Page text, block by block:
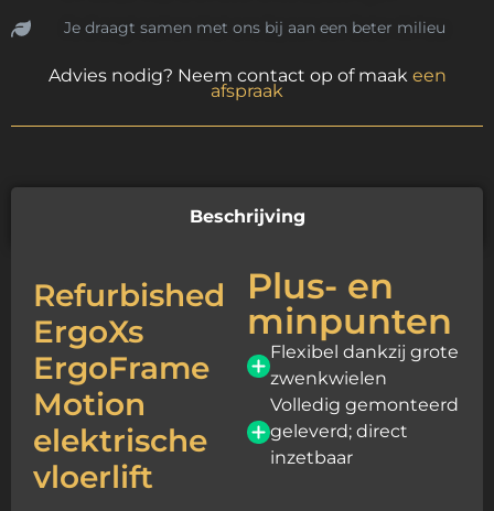
Je draagt samen met ons bij aan een beter milieu
Advies nodig? Neem contact op of maak een
afspraak
Beschrijving
Refurbished
ErgoXs
ErgoFrame
Motion
elektrische
vloerlift
Plus- en
minpunten
Flexibel dankzij grote
zwenkwielen
Volledig gemonteerd
geleverd; direct
inzetbaar